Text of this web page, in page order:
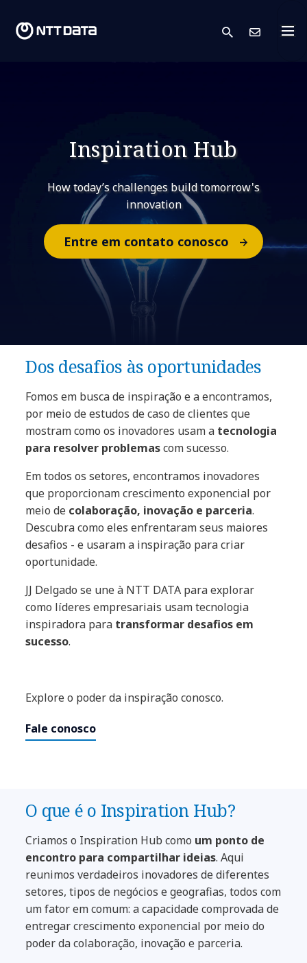
search
Inspiration Hub
How today’s challenges build tomorrow's
innovation
Entre em contato conosco​
Dos desafios às oportunidades​
Fomos em busca de inspiração e a encontramos,
por meio de estudos de caso de clientes que
mostram como os inovadores usam a tecnologia
para resolver problemascom sucesso.
Em todos os setores, encontramos inovadores
que proporcionam crescimento exponencial por
meio de colaboração, inovação e parceria.
Descubra como eles enfrentaram seus maiores
desafios - e usaram a inspiração para criar
oportunidade.
JJ Delgado se une à NTT DATA para explorar
como líderes empresariais usam tecnologia
inspiradora para transformar desafios em
sucesso.
Explore o poder da inspiração conosco.
Fale conosco​
O que é o Inspiration Hub?​
Criamos o Inspiration Hub como um ponto de
encontro para compartilhar ideias. Aqui
reunimos verdadeiros inovadores de diferentes
setores, tipos de negócios e geografias, todos com
um fator em comum: a capacidade comprovada de
entregar crescimento exponencial por meio do
poder da colaboração, inovação e parceria.